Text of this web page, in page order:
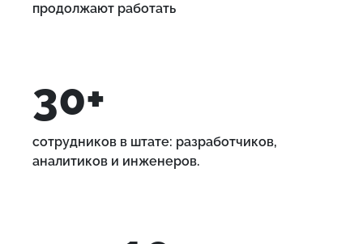
продолжают работать
30+
сотрудников в штате: разработчиков,
аналитиков и инженеров.